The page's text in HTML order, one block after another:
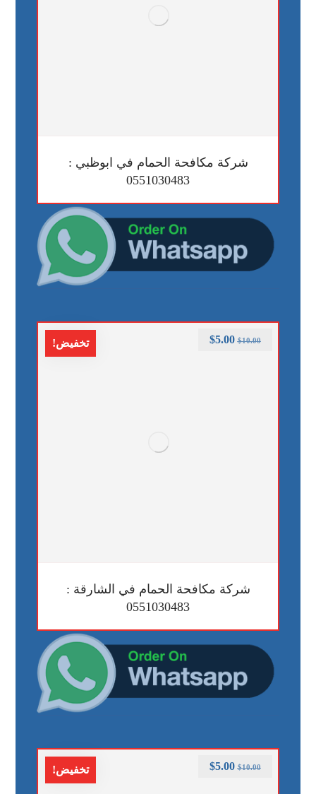
شركة مكافحة الحمام في ابوظبي :
0551030483
تخفيض!
شركة مكافحة الحمام في الشارقة :
0551030483
$10.00
$5.00
تخفيض! $10.00
$5.00